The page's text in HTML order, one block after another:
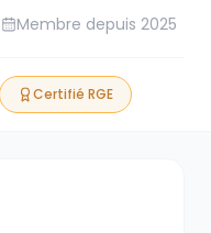
Membre depuis 2025
Certifié RGE